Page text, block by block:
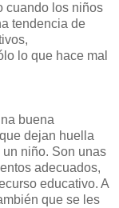
cuando los niños
tendencia de
lo que hace mal
buena
dejan huella
niño. Son unas
adecuados,
educativo. A
que se les